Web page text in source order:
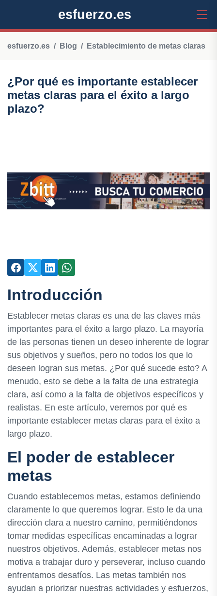
esfuerzo.es
esfuerzo.es Blog Establecimiento de metas claras
¿Por qué es importante establecer
metas claras para el éxito a largo
plazo?
Introducción
Establecer metas claras es una de las claves más
importantes para el éxito a largo plazo. La mayoría
de las personas tienen un deseo inherente de lograr
sus objetivos y sueños, pero no todos los que lo
deseen logran sus metas. ¿Por qué sucede esto? A
menudo, esto se debe a la falta de una estrategia
clara, así como a la falta de objetivos específicos y
realistas. En este artículo, veremos por qué es
importante establecer metas claras para el éxito a
largo plazo.
El poder de establecer
metas
Cuando establecemos metas, estamos definiendo
claramente lo que queremos lograr. Esto le da una
dirección clara a nuestro camino, permitiéndonos
tomar medidas específicas encaminadas a lograr
nuestros objetivos. Además, establecer metas nos
motiva a trabajar duro y perseverar, incluso cuando
enfrentamos desafíos. Las metas también nos
ayudan a priorizar nuestras actividades y esfuerzos,